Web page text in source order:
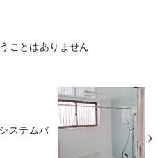
ことはありません
ステムバ